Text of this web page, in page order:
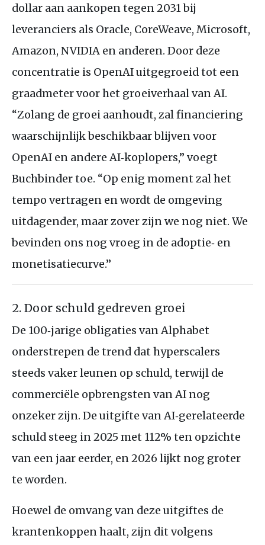
dollar aan aankopen tegen 2031 bij
leveranciers als Oracle, CoreWeave, Microsoft,
Amazon, NVIDIA en anderen. Door deze
concentratie is OpenAI uitgegroeid tot een
graadmeter voor het groeiverhaal van AI.
“Zolang de groei aanhoudt, zal financiering
waarschijnlijk beschikbaar blijven voor
OpenAI en andere AI‑koplopers,” voegt
Buchbinder toe. “Op enig moment zal het
tempo vertragen en wordt de omgeving
uitdagender, maar zover zijn we nog niet. We
bevinden ons nog vroeg in de adoptie‑ en
monetisatiecurve.”
2. Door schuld gedreven groei
De 100‑jarige obligaties van Alphabet
onderstrepen de trend dat hyperscalers
steeds vaker leunen op schuld, terwijl de
commerciële opbrengsten van AI nog
onzeker zijn. De uitgifte van AI‑gerelateerde
schuld steeg in 2025 met 112% ten opzichte
van een jaar eerder, en 2026 lijkt nog groter
te worden.
Hoewel de omvang van deze uitgiftes de
krantenkoppen haalt, zijn dit volgens